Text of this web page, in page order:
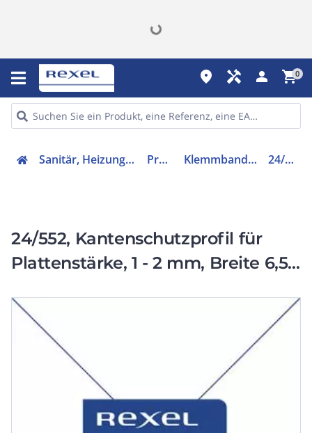
place handyman person shopping_cart0
Sanitär, Heizung, Klima Profile Klemmbandprofil 24/552
24/552, Kantenschutzprofil für
Plattenstärke, 1 - 2 mm, Breite 6,5 /
Metalleinlage, schwarz, auf Rolle à
100 m